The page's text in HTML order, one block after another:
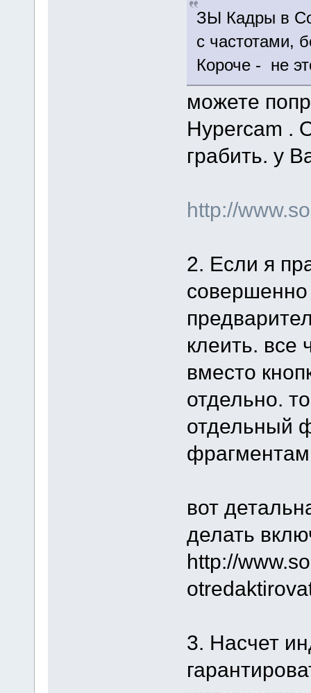
ЗЫ Кадры в
с частотами,
Короче - не
можете
Hypercam .
грабить. у
http://
2. Если я
совершенно
клеить. все
вместо
отдельно.
отдельный
вот
делать
http://
3. Насчет